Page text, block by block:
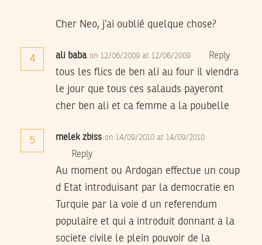
Cher Neo, j’ai oublié quelque chose?
4 ali baba on 12/06/2009 at 12/06/2009 Reply
tous les flics de ben ali au four il viendra
le jour que tous ces salauds payeront
cher ben ali et ca femme a la poubelle
5 melek zbiss on 14/09/2010 at 14/09/2010
Reply
Au moment ou Ardogan effectue un coup
d Etat introduisant par la democratie en
Turquie par la voie d un referendum
populaire et qui a introduit donnant a la
societe civile le plein pouvoir de la